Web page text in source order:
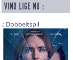
Dobbeltspil